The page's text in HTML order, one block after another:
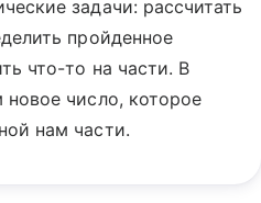
задачи: рассчитать
пройденное
что-то на части. В
новое число, которое
нам части.